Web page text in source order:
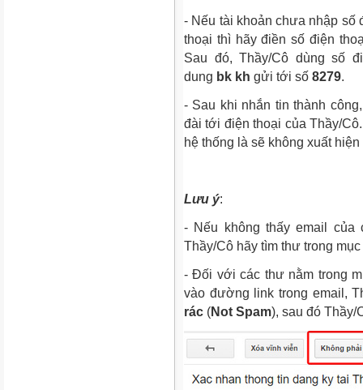
- Nếu tài khoản chưa nhập số
thoại thì hãy điền số điện
Sau đó, Thầy/Cô dùng số
dung bk kh gửi tới số 8279.
- Sau khi nhắn tin thành
đài tới điện thoại của Thầy/
hệ thống là sẽ không xuất
Lưu ý:
- Nếu không thấy email của
Thầy/Cô hãy tìm thư trong
- Đối với các thư nằm trong
vào đường link trong email,
rác (Not Spam), sau đó Thầy/